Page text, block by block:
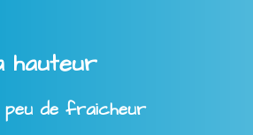
hauteur
de fraicheur